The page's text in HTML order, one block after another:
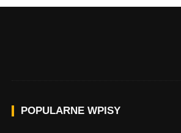
POPULARNE WPISY